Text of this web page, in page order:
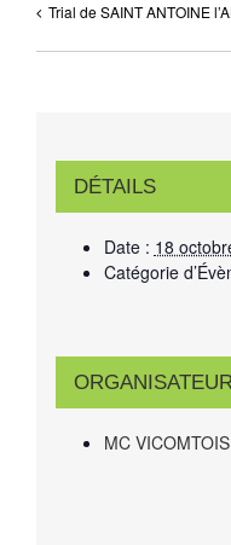
Trial de SAINT ANTOINE
DÉTAILS
Date : 18
Catégorie
ORGANISATEUR
MC VICOMTOIS